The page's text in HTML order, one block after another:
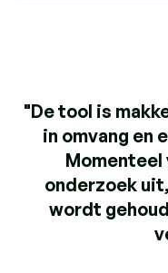
"De tool is
in omvang en
Momenteel
onderzoek
wordt